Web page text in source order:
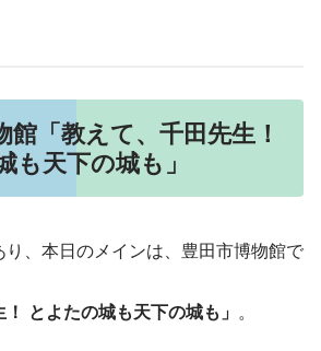
館「教えて、千田先生！
も天下の城も」
り、本日のメインは、豊田市博物館で
！ とよたの城も天下の城も」 。